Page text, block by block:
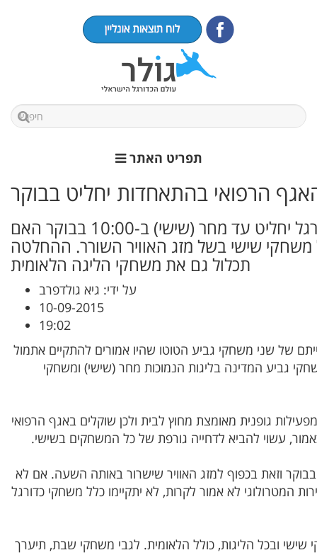
תפריט האתר
הרפואי בהתאחדות יחליט בבוקר
האגף הרפואי בהתאחדות לכדורגל יחליט עד מחר (שישי) ב-10:00 בבוקר האם
משחקי שישי בשל מזג האוויר השורר. ההחלטה
תכלול גם את משחקי הליגה הלאומית
על ידי: גיא גולדפרב
10-09-2015
19:02
של שני משחקי גביע הטוטו שהיו אמורים להתקיים אתמול
גביע המדינה בליגות הנמוכות מחר (שישי) ומשחקי
גופנית מאומצת מחוץ לבית ולכן שוקלים באגף הרפואי
עשוי להביא לדחייה גורפת של כל המשחקים בשישי.
אמורה ליפול מחר בשעה 10:00 בבוקר וזאת בכפוף למזג האוויר שישרור באותה השעה. אם לא
המטרולוגי לא אמור לקרות, לא יתקיימו כלל משחקי כדורגל
ובכל הליגות, כולל הלאומית. לגבי משחקי שבת, תיערך